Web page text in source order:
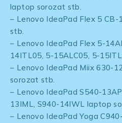
laptop sorozat stb.
– Lenovo IdeaPad Flex 5
stb.
– Lenovo IdeaPad Flex 5-
14ITL05, 5-15ALC05, 5-
– Lenovo IdeaPad Miix 630-
sorozat stb.
– Lenovo IdeaPad S540-
13IML, S940-14IWL laptop
– Lenovo IdeaPad Yoga